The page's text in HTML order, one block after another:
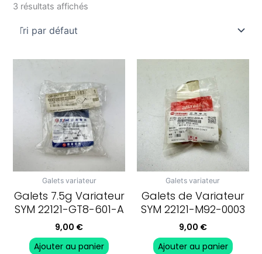
3 résultats affichés
Galets variateur
Galets 7.5g Variateur
SYM 22121-GT8-601-A
9,00 €
Ajouter au panier
Galets variateur
Galets de Variateur
SYM 22121-M92-0003
9,00 €
Ajouter au panier